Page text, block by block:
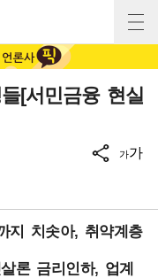
[서민금융 현실
가가
지 치솟아, 취약계층
론 금리인하, 업계